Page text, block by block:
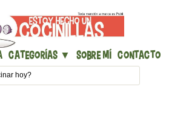
Categorías ▼ Sobre mí Contacto